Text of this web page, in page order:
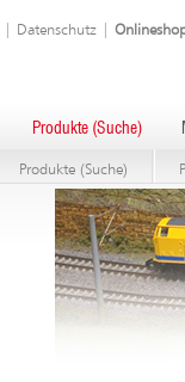
Datenschutz
Produkte (Suche)
Produkte (Suche)